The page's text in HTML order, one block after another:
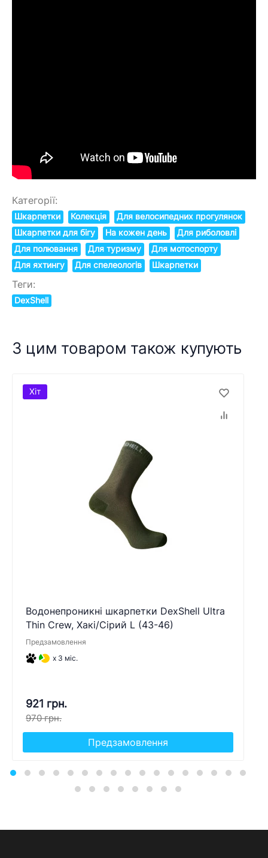
Категорії:
Шкарпетки Колекція
Для велосипедних прогулянок
Шкарпетки для бігу
На кожен день
Для риболовлі
Для полювання
Для туризму
Для мотоспорту
Для яхтингу
Для спелеологів Шкарпетки
Теги:
DexShell
З цим товаром також купують
Водонепроникні шкарпетки DexShell Ultra
Thin Crew, Хакі/Сірий L (43-46)
Предзамовлення
x 3 міс.
921 грн.
970 грн.
Предзамовлення
Хіт